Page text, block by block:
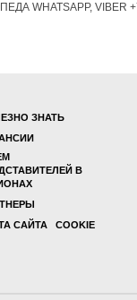
WHATSAPP, VIBER
ЗНАТЬ
В
САЙТА
COOKIE